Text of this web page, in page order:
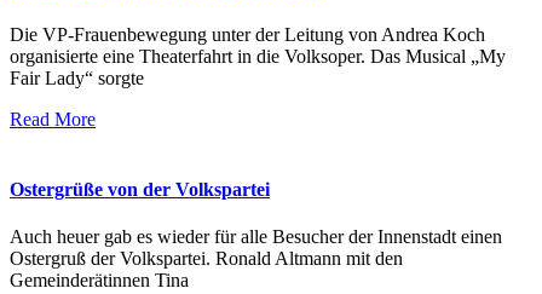
Die VP-Frauenbewegung unter der Leitung von Andrea Koch
organisierte eine Theaterfahrt in die Volksoper. Das Musical „My
Fair Lady“ sorgte
Read More
Ostergrüße von der Volkspartei
Auch heuer gab es wieder für alle Besucher der Innenstadt einen
Ostergruß der Volkspartei. Ronald Altmann mit den
Gemeinderätinnen Tina